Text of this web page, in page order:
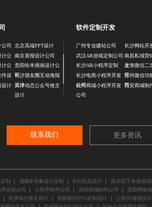
司
计公
计公
件设
设计
北京高端PPT设计
南京喜报设计公司
贵阳绘本插画设计公
司
长沙朋友圈互动海报
设计
天津动态公众号推文
设计
软件定制开发
广州专业建站公司
武汉AR游戏定制公司
长沙AR小程序定制
长沙电商小程序开发
公司
杭州商城小程序开发
公司
长沙网站开
南昌私域营
发
上海微信二
司
苏州微信功
司
西安商城制
联系我们 更多资讯
制 成都IP形象设计定制 IP衍生品设计
南京线下体感游戏
定制公司 小程序制作公司 深圳商城制作公司
贵阳网络
天津动态推文设计 贵阳微信SVG定制设计
上海3D海报设